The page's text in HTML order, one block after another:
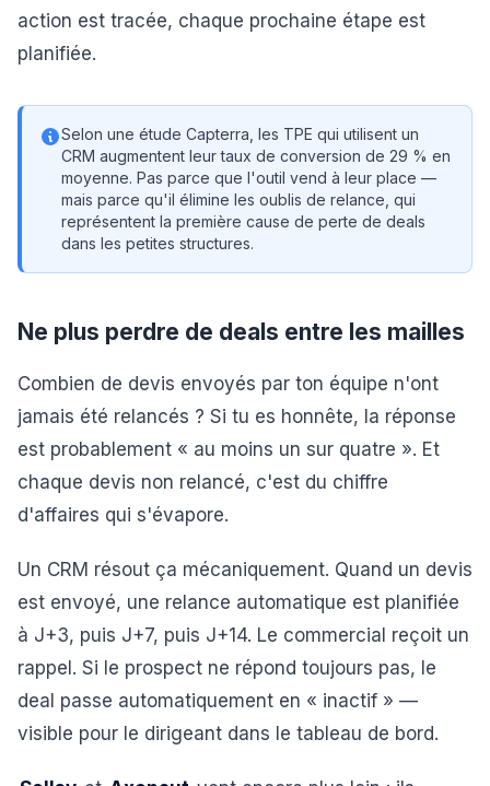
action est tracée, chaque prochaine étape est
planifiée.
Selon une étude Capterra, les TPE qui utilisent un
CRM augmentent leur taux de conversion de 29 % en
moyenne. Pas parce que l'outil vend à leur place —
mais parce qu'il élimine les oublis de relance, qui
représentent la première cause de perte de deals
dans les petites structures.
Ne plus perdre de deals entre les mailles
Combien de devis envoyés par ton équipe n'ont
jamais été relancés ? Si tu es honnête, la réponse
est probablement « au moins un sur quatre ». Et
chaque devis non relancé, c'est du chiffre
d'affaires qui s'évapore.
Un CRM résout ça mécaniquement. Quand un devis
est envoyé, une relance automatique est planifiée
à J+3, puis J+7, puis J+14. Le commercial reçoit un
rappel. Si le prospect ne répond toujours pas, le
deal passe automatiquement en « inactif » —
visible pour le dirigeant dans le tableau de bord.